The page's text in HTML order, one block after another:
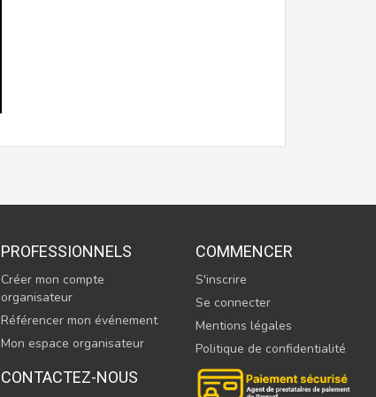
PROFESSIONNELS
Créer mon compte
organisateur
Référencer mon événement
Mon espace organisateur
CONTACTEZ-NOUS
COMMENCER
S'inscrire
Se connecter
Mentions légales
Politique de confidentialité